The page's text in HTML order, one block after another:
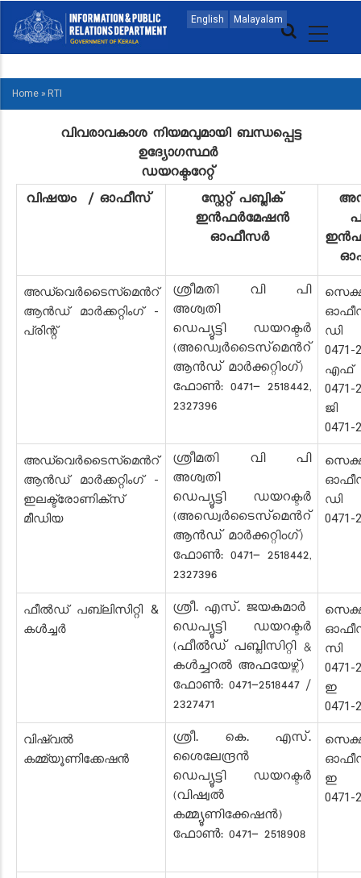
main
English Malayalam
MAIN
NAVIGATION
MALAYALAM
BREADCRUMB
Home » RTI
വിവരാവകാശ നിയമവുമായി ബന്ധപ്പെട്ട
ഉദ്യോഗസ്ഥർ
ഡയറക്ടറേറ്റ്
വിഷയം / ഓഫീസ്
സ്റ്റേറ്റ് പബ്ലിക്
ഇൻഫർമേഷൻ
ഓഫീസർ
അഡ്വെർടൈസ്‌മെൻറ്
ആൻഡ് മാർക്കറ്റിംഗ് -
പ്രിന്റ്
ശ്രീമതി വി പി
അശ്വതി
ഡെപ്യൂട്ടി ഡയറക്ടർ
(അഡ്വെർടൈസ്‌മെൻറ്
ആൻഡ് മാർക്കറ്റിംഗ്)
ഫോൺ: 0471- 2518442,
2327396
ഡി
0471-
എഫ്
0471-
ജി
0471-
അഡ്വെർടൈസ്‌മെൻറ്
ആൻഡ് മാർക്കറ്റിംഗ് -
ഇലക്ട്രോണിക്സ്
മീഡിയ
ശ്രീമതി വി പി
അശ്വതി
ഡെപ്യൂട്ടി ഡയറക്ടർ
(അഡ്വെർടൈസ്‌മെൻറ്
ആൻഡ് മാർക്കറ്റിംഗ്)
ഫോൺ: 0471- 2518442,
2327396
ഡി
0471-
ഫീൽഡ് പബ്ലിസിറ്റി &
കൾച്ചർ
ശ്രീ. എസ്. ജയകുമാർ
ഡെപ്യൂട്ടി ഡയറക്ടർ
(ഫീൽഡ് പബ്ലിസിറ്റി &
കൾച്ചറൽ അഫയേഴ്സ്)
ഫോൺ: 0471-2518447 /
2327471
സി
0471-
ഇ
0471-
വിഷ്വൽ
കമ്മ്യൂണിക്കേഷൻ
ശ്രീ. കെ. എസ്.
ശൈലേന്ദ്രന്‍
ഡെപ്യൂട്ടി ഡയറക്ടർ
(വിഷ്വൽ
കമ്മ്യൂണിക്കേഷൻ)
ഫോൺ: 0471- 2518908
ഇ
0471-